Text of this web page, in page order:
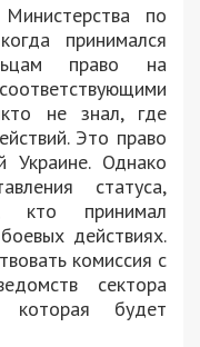
по
принимался
право на
не знал, где
Это право
Украине. Однако
статуса,
кто принимал
действиях.
комиссия с
сектора
которая будет